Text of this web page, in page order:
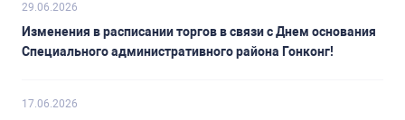
29.06.2026
Изменения в расписании торгов в связи с Днем основания
Специального административного района Гонконг!
17.06.2026